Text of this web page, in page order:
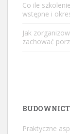
Co ile
wstępne i
Jak
zachować
Praktyczne